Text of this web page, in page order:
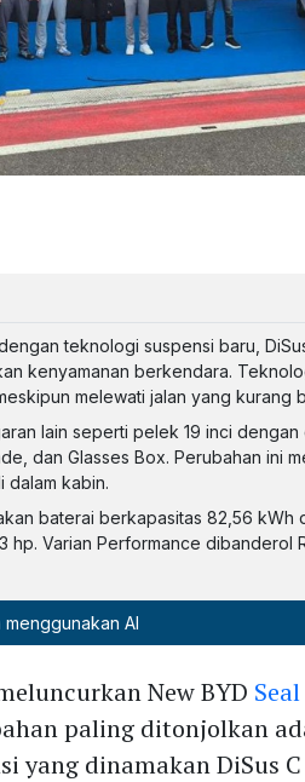
teknologi suspensi baru,
kenyamanan berkendara.
melewati jalan yang kurang
lain seperti pelek 19 inci
dan Glasses Box. Perubahan ini
dalam kabin.
baterai berkapasitas 82,56 kWh
hp. Varian Performance dibanderol
AI
New BYD Seal
paling ditonjolkan
yang dinamakan DiSus